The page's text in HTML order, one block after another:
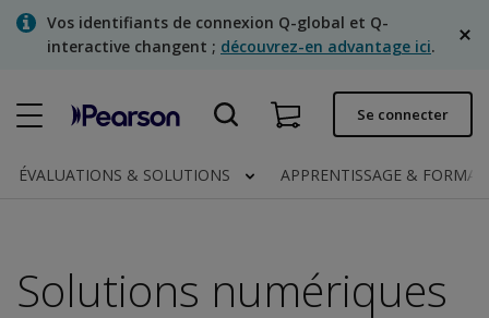
SkipVos identifiants de connexion Q-global et Q-
interactive changent ; découvrez-en advantage ici.
Commande rapide
Français
Se connecter
ÉVALUATIONS & SOLUTIONS APPRENTISSAGE &
Solutions numériques